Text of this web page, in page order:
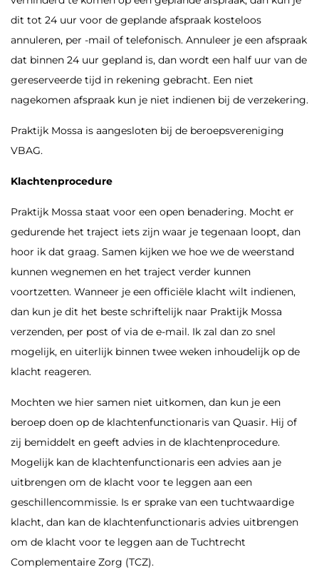
dit tot 24 uur voor de geplande afspraak kosteloos
annuleren, per -mail of telefonisch. Annuleer je een afspraak
dat binnen 24 uur gepland is, dan wordt een half uur van de
gereserveerde tijd in rekening gebracht. Een niet
nagekomen afspraak kun je niet indienen bij de verzekering.
Praktijk Mossa is aangesloten bij de beroepsvereniging
VBAG.
Klachtenprocedure
Praktijk Mossa staat voor een open benadering. Mocht er
gedurende het traject iets zijn waar je tegenaan loopt, dan
hoor ik dat graag. Samen kijken we hoe we de weerstand
kunnen wegnemen en het traject verder kunnen
voortzetten. Wanneer je een officiële klacht wilt indienen,
dan kun je dit het beste schriftelijk naar Praktijk Mossa
verzenden, per post of via de e-mail. Ik zal dan zo snel
mogelijk, en uiterlijk binnen twee weken inhoudelijk op de
klacht reageren.
Mochten we hier samen niet uitkomen, dan kun je een
beroep doen op de klachtenfunctionaris van Quasir. Hij of
zij bemiddelt en geeft advies in de klachtenprocedure.
Mogelijk kan de klachtenfunctionaris een advies aan je
uitbrengen om de klacht voor te leggen aan een
geschillencommissie. Is er sprake van een tuchtwaardige
klacht, dan kan de klachtenfunctionaris advies uitbrengen
om de klacht voor te leggen aan de Tuchtrecht
Complementaire Zorg (TCZ).